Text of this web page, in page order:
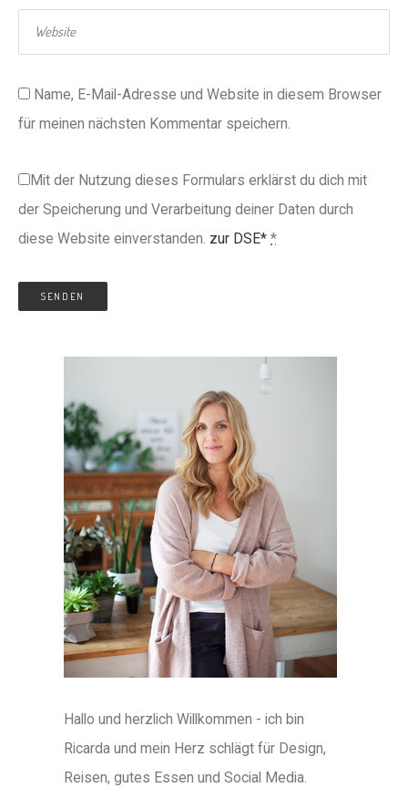
Name, E-Mail-Adresse und Website in diesem Browser
für meinen nächsten Kommentar speichern.
Mit der Nutzung dieses Formulars erklärst du dich mit
der Speicherung und Verarbeitung deiner Daten durch
diese Website einverstanden. zur DSE* *
Hallo und herzlich Willkommen - ich bin
Ricarda und mein Herz schlägt für Design,
Reisen, gutes Essen und Social Media.